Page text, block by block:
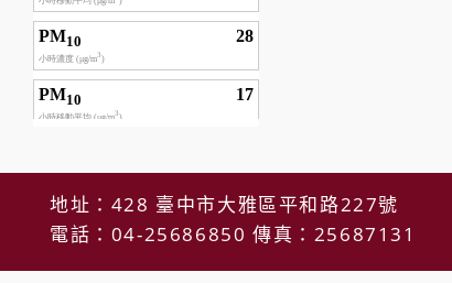
地址：428 臺中市大雅區平和路227號
電話：04-25686850 傳真：25687131